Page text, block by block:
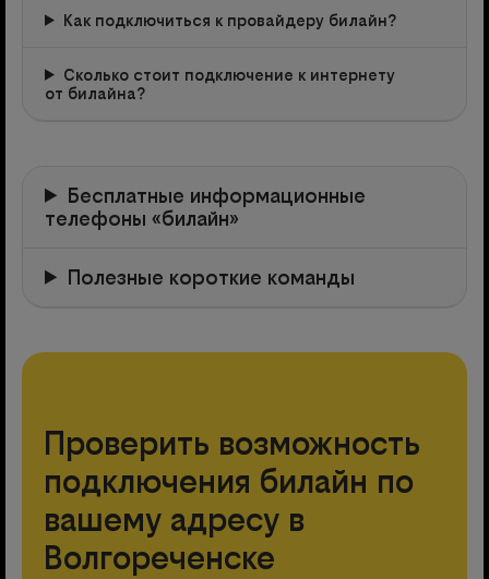
Как подключиться к провайдеру билайн?
Сколько стоит подключение к интернету
от билайна?
Бесплатные информационные
телефоны «билайн»
Полезные короткие команды
Проверить возможность
подключения билайн по
вашему адресу в
Волгореченске